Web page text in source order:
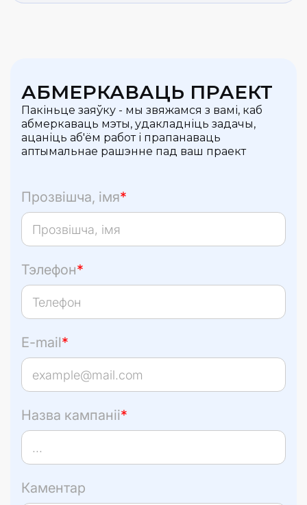
АБМЕРКАВАЦЬ ПРАЕКТ
Пакіньце заяўку - мы звяжамся з вамі, каб
абмеркаваць мэты, удакладніць задачы,
ацаніць аб'ём работ і прапанаваць
аптымальнае рашэнне пад ваш праект
Прозвішча, імя*
Тэлефон*
E-mail*
Назва кампаніі*
Каментар